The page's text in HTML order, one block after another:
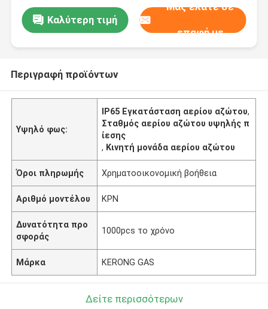
Καλύτερη τιμή
Μας ελάτε σε
επαφή με
Περιγραφή προϊόντων
Υψηλό φως:
IP65 Εγκατάσταση αερίου αζώτου,
Σταθμός αερίου αζώτου υψηλής π
ίεσης
, Κινητή μονάδα αερίου αζώτου
Όροι πληρωμής Χρηματοοικονομική βοήθεια
Αριθμό μοντέλου ΚΡΝ
Δυνατότητα προ
σφοράς
1000pcs το χρόνο
Μάρκα KERONG GAS
Δείτε περισσότερων